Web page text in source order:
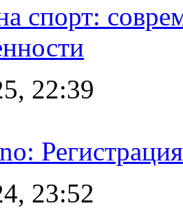
спорт:
22:39
23:52